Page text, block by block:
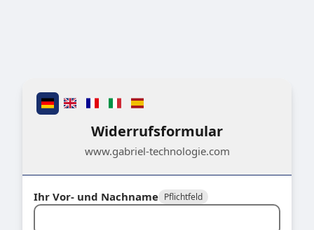
Widerrufsformular
www.gabriel-technologie.com
Ihr Vor- und Nachname Pflichtfeld